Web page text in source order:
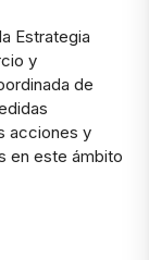
Estrategia
y
de
acciones y
en este ámbito